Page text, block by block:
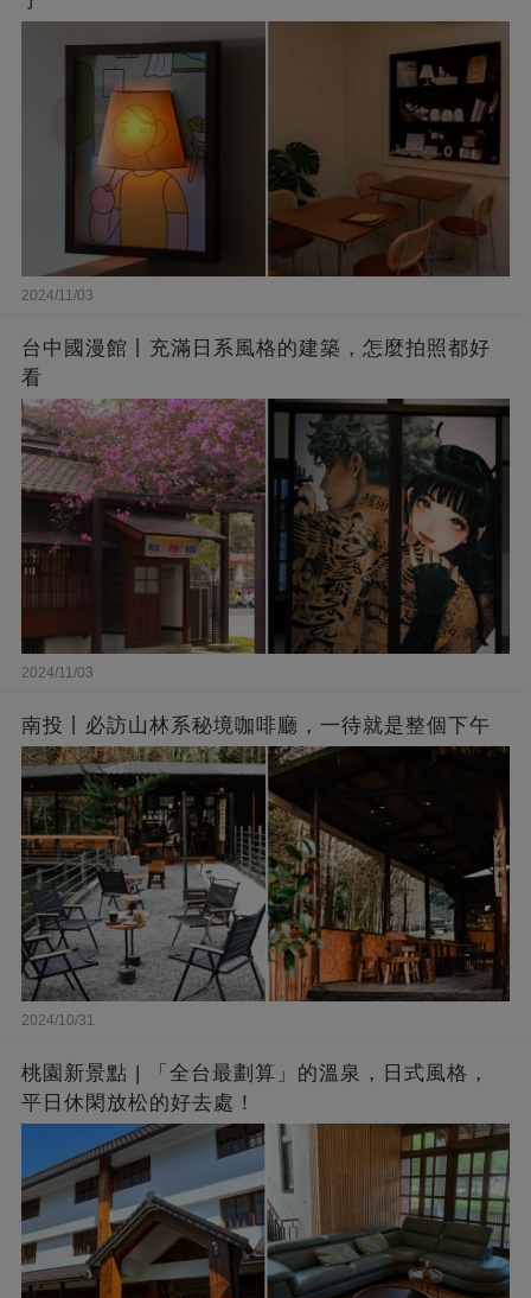
2024/11/03
台中國漫館丨充滿日系風格的建築，怎麼拍照都好
看
2024/11/03
南投丨必訪山林系秘境咖啡廳，一待就是整個下午
2024/10/31
桃園新景點 | 「全台最劃算」的溫泉，日式風格，
平日休閑放松的好去處！